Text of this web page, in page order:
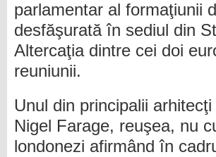
parlamentar al formaţiunii
desfăşurată în sediul din
Altercaţia dintre cei doi
reuniunii.
Unul din principalii
Nigel Farage, reuşea, nu
londonezi afirmând în